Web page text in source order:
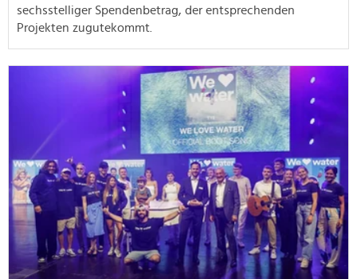
sechsstelliger Spendenbetrag, der entsprechenden
Projekten zugutekommt.